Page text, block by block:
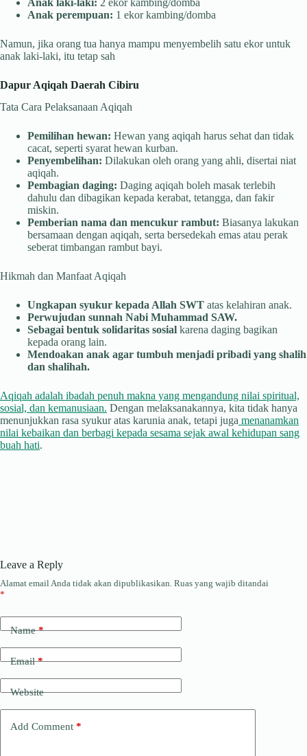
Anak perempuan: 1 ekor kambing/domba
Namun, jika orang tua hanya mampu menyembelih satu ekor untuk
anak laki-laki, itu tetap sah
Dapur Aqiqah Daerah Cibiru
Tata Cara Pelaksanaan Aqiqah
Pemilihan hewan: Hewan yang aqiqah harus sehat dan tidak
cacat, seperti syarat hewan kurban.
Penyembelihan: Dilakukan oleh orang yang ahli, disertai niat
aqiqah.
Pembagian daging: Daging aqiqah boleh masak terlebih
dahulu dan dibagikan kepada kerabat, tetangga, dan fakir
miskin.
Pemberian nama dan mencukur rambut: Biasanya lakukan
bersamaan dengan aqiqah, serta bersedekah emas atau perak
seberat timbangan rambut bayi.
Hikmah dan Manfaat Aqiqah
Ungkapan syukur kepada Allah SWT atas kelahiran anak.
Perwujudan sunnah Nabi Muhammad SAW.
Sebagai bentuk solidaritas sosial karena daging bagikan
kepada orang lain.
Mendoakan anak agar tumbuh menjadi pribadi yang shalih
dan shalihah.
Aqiqah adalah ibadah penuh makna yang mengandung nilai spiritual,
sosial, dan kemanusiaan. Dengan melaksanakannya, kita tidak hanya
menunjukkan rasa syukur atas karunia anak, tetapi juga menanamkan
nilai kebaikan dan berbagi kepada sesama sejak awal kehidupan sang
buah hati.
Leave a Reply
Alamat email Anda tidak akan dipublikasikan. Ruas yang wajib ditandai
*
Name*
Email*
Website
Add Comment *